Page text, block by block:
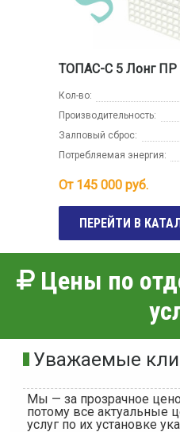
ТОПАС-С 5 Лонг ПР
Кол-во:
Производительность:
Залповый сброс:
Потребляемая энергия:
От 145 000 руб.
ПЕРЕЙТИ В
Цены по
Уважаемые
Мы — за прозрачное
потому все актуальные
услуг по их установке